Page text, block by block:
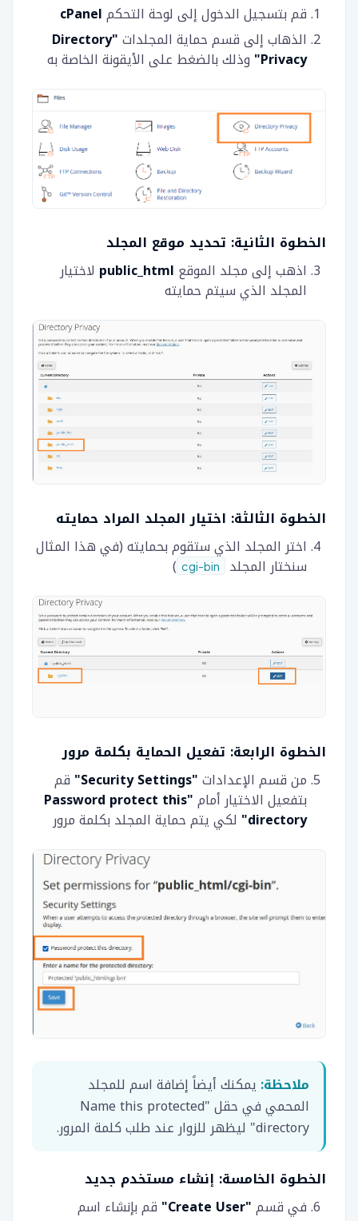
قم بتسجيل الدخول إلى لوحة التحكمcPanel
الذهاب إلى قسم حماية المجلدات "Directory
Privacy" وذلك بالضغط على الأيقونة الخاصة به
الخطوة الثانية: تحديد موقع المجلد
اذهب إلى مجلد الموقع public_html لاختيار
المجلد الذي سيتم حمايته
الخطوة الثالثة: اختيار المجلد المراد حمايته
اختر المجلد الذي ستقوم بحمايته (في هذا المثال
سنختار المجلد
cgi-bin
)
الخطوة الرابعة: تفعيل الحماية بكلمة مرور
من قسم الإعدادات"Security Settings"
قم
بتفعيل الاختيار أمام "Password protect this
directory" لكي يتم حماية المجلد بكلمة مرور
ملاحظة: يمكنك أيضاً إضافة اسم للمجلد
المحمي في حقل "Name this protected
directory" ليظهر للزوار عند طلب كلمة المرور.
الخطوة الخامسة: إنشاء مستخدم جديد
في قسم"Create User"
قم بإنشاء اسم